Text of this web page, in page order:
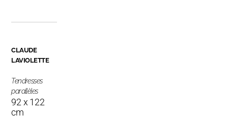
CLAUDE
LAVIOLETTE
Tendresses
parallèles
92 x 122
cm